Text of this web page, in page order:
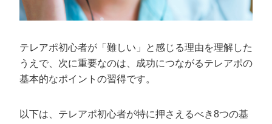
テレアポ初心者が「難しい」と感じる理由を理解した
うえで、次に重要なのは、成功につながるテレアポの
基本的なポイントの習得です。
以下は、テレアポ初心者が特に押さえるべき8つの基